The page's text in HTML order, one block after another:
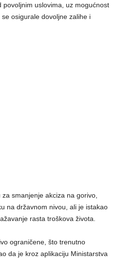
uslovima, uz mogućnost
osigurale dovoljne zalihe i
smanjenje akciza na gorivo,
na državnom nivou, ali je istakao
rasta troškova života.
ograničene, što trenutno
da je kroz aplikaciju Ministarstva